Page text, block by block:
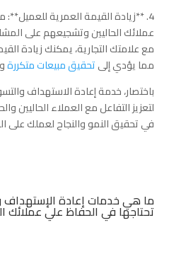
4. **زيادة القيمة العمرية
عملائك الحاليين وتشجيعهم على
مع علامتك التجارية، يمكنك زيادة
مما يؤدي إلىتحقيق مبيعات متكررة
باختصار، خدمة إعادة الاستهداف
لتعزيز التفاعل مع العملاء الحاليين
في تحقيق النمو والنجاح لعملك على
ما هي خدمات إعادة الإستهداف
تحتاجها في الحفاظ علي عملائك